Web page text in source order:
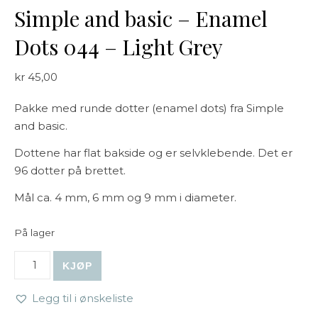
Simple and basic – Enamel
Dots 044 – Light Grey
kr 45,00
Pakke med runde dotter (enamel dots) fra Simple
and basic.
Dottene har flat bakside og er selvklebende. Det er
96 dotter på brettet.
Mål ca. 4 mm, 6 mm og 9 mm i diameter.
På lager
KJØP
Legg til i ønskeliste